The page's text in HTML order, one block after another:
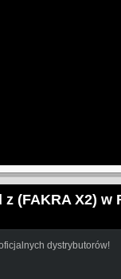
(FAKRA X2) w
dystrybutorów!